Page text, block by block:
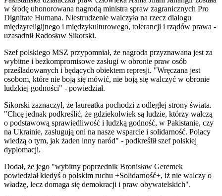
w środę uhonorowana nagrodą ministra spraw zagranicznych Pro
Dignitate Humana. Niestrudzenie walczyła na rzecz dialogu
międzyreligijnego i międzykulturowego, tolerancji i rządów prawa -
uzasadnił Radosław Sikorski.
Szef polskiego MSZ przypomniał, że nagroda przyznawana jest za
wybitne i bezkompromisowe zasługi w obronie praw osób
prześladowanych i będących obiektem represji. "Wręczana jest
osobom, które nie boją się mówić, nie boją się walczyć w obronie
ludzkiej godności" - powiedział.
Sikorski zaznaczył, że laureatka pochodzi z odległej strony świata.
"Chcę jednak podkreślić, że gdziekolwiek są ludzie, którzy walczą
o podstawową sprawiedliwość i ludzką godność, w Pakistanie, czy
na Ukrainie, zasługują oni na nasze wsparcie i solidarność. Polacy
wiedzą o tym, jak żaden inny naród" - podkreślił szef polskiej
dyplomacji.
Dodał, że jego "wybitny poprzednik Bronisław Geremek
powiedział kiedyś o polskim ruchu +Solidarność+, iż nie walczy o
władzę, lecz domaga się demokracji i praw obywatelskich".